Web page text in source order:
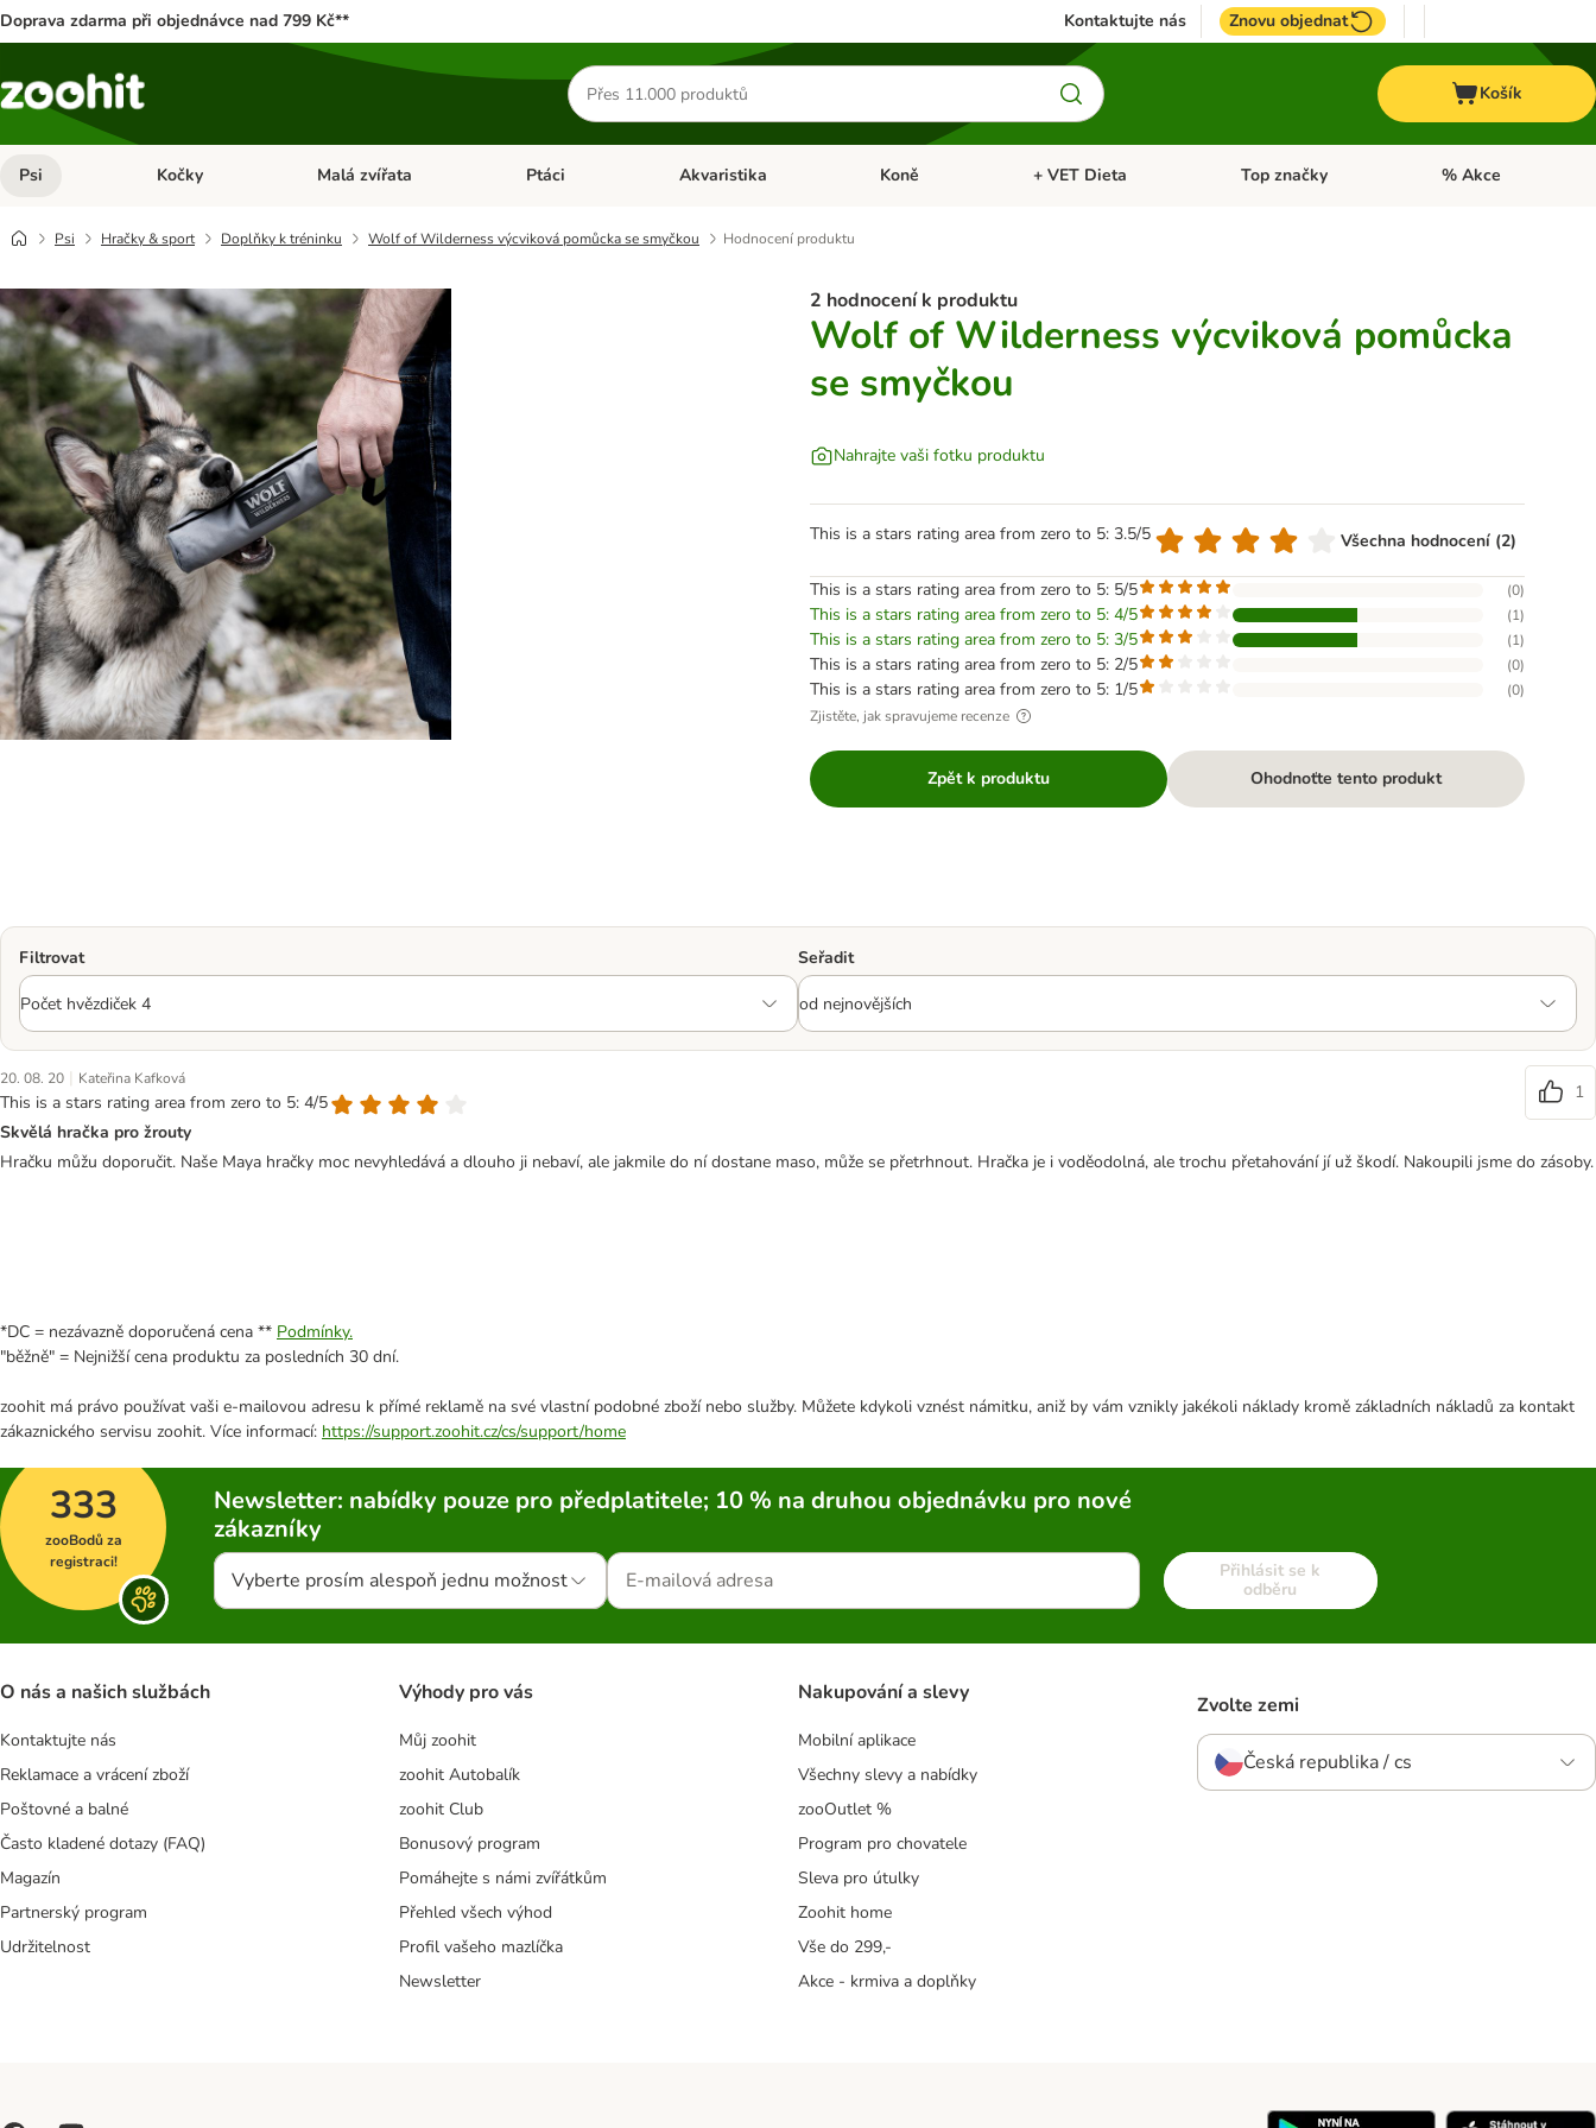
Doprava zdarma při objednávce nad 799 Kč** Kontaktujte nás Znovu objednat
Hledat
produkty
Košík
Psi Otevřít menu: Psi
Kočky Otevřít menu: Kočky
Malá zvířata Otevřít menu: Malá zvířata
Ptáci Otevřít menu: Ptáci
Akvaristika Otevřít menu: Akvaristika
Koně Otevřít menu: Koně
+ VET Dieta Otevřít menu: + VET Dieta
Top značky Otevřít menu: Top
% Akce
Psi Hračky & sport Doplňky k tréninku Wolf of Wilderness výcviková pomůcka se smyčkou Hodnocení produktu
2 hodnocení k produktu
Wolf of Wilderness výcviková pomůcka
se smyčkou
Nahrajte vaši fotku produktu
This is a stars rating area from zero to 5: 3.5/5 Všechna hodnocení (2)
This is a stars rating area from zero to 5: 5/5 (0)
This is a stars rating area from zero to 5: 4/5 (1)
This is a stars rating area from zero to 5: 3/5 (1)
This is a stars rating area from zero to 5: 2/5 (0)
This is a stars rating area from zero to 5: 1/5 (0)
Zjistěte, jak spravujeme recenze
Zpět k produktu Ohodnoťte tento produkt
Filtrovat Seřadit
20. 08. 20 | Kateřina Kafková
This is a stars rating area from zero to 5: 4/5
1
Skvělá hračka pro žrouty
Hračku můžu doporučit. Naše Maya hračky moc nevyhledává a dlouho ji nebaví, ale jakmile do ní dostane maso, může se přetrhnout. Hračka je i voděodolná, ale trochu přetahování jí už škodí. Nakoupili jsme do zásoby.
*DC = nezávazně doporučená cena ** Podmínky.
"běžně" = Nejnižší cena produktu za posledních 30 dní.
zoohit má právo používat vaši e-mailovou adresu k přímé reklamě na své vlastní podobné zboží nebo služby. Můžete kdykoli vznést námitku, aniž by vám vznikly jakékoli náklady kromě základních nákladů za kontakt
zákaznického servisu zoohit. Více informací: https://support.zoohit.cz/cs/support/home
333
zooBodů za
registraci!
Newsletter: nabídky pouze pro předplatitele; 10 % na druhou objednávku pro nové
zákazníky
Vyberte prosím alespoň jednu možnost
Přihlásit se k
odběru
O nás a našich službách
Kontaktujte nás
Reklamace a vrácení zboží
Poštovné a balné
Často kladené dotazy (FAQ)
Magazín
Partnerský program
Udržitelnost
Výhody pro vás
Můj zoohit
zoohit Autobalík
zoohit Club
Bonusový program
Pomáhejte s námi zvířátkům
Přehled všech výhod
Profil vašeho mazlíčka
Newsletter
Nakupování a slevy
Mobilní aplikace
Všechny slevy a nabídky
zooOutlet %
Program pro chovatele
Sleva pro útulky
Zoohit home
Vše do 299,-
Akce - krmiva a doplňky
Zvolte zemi
Česká republika / cs